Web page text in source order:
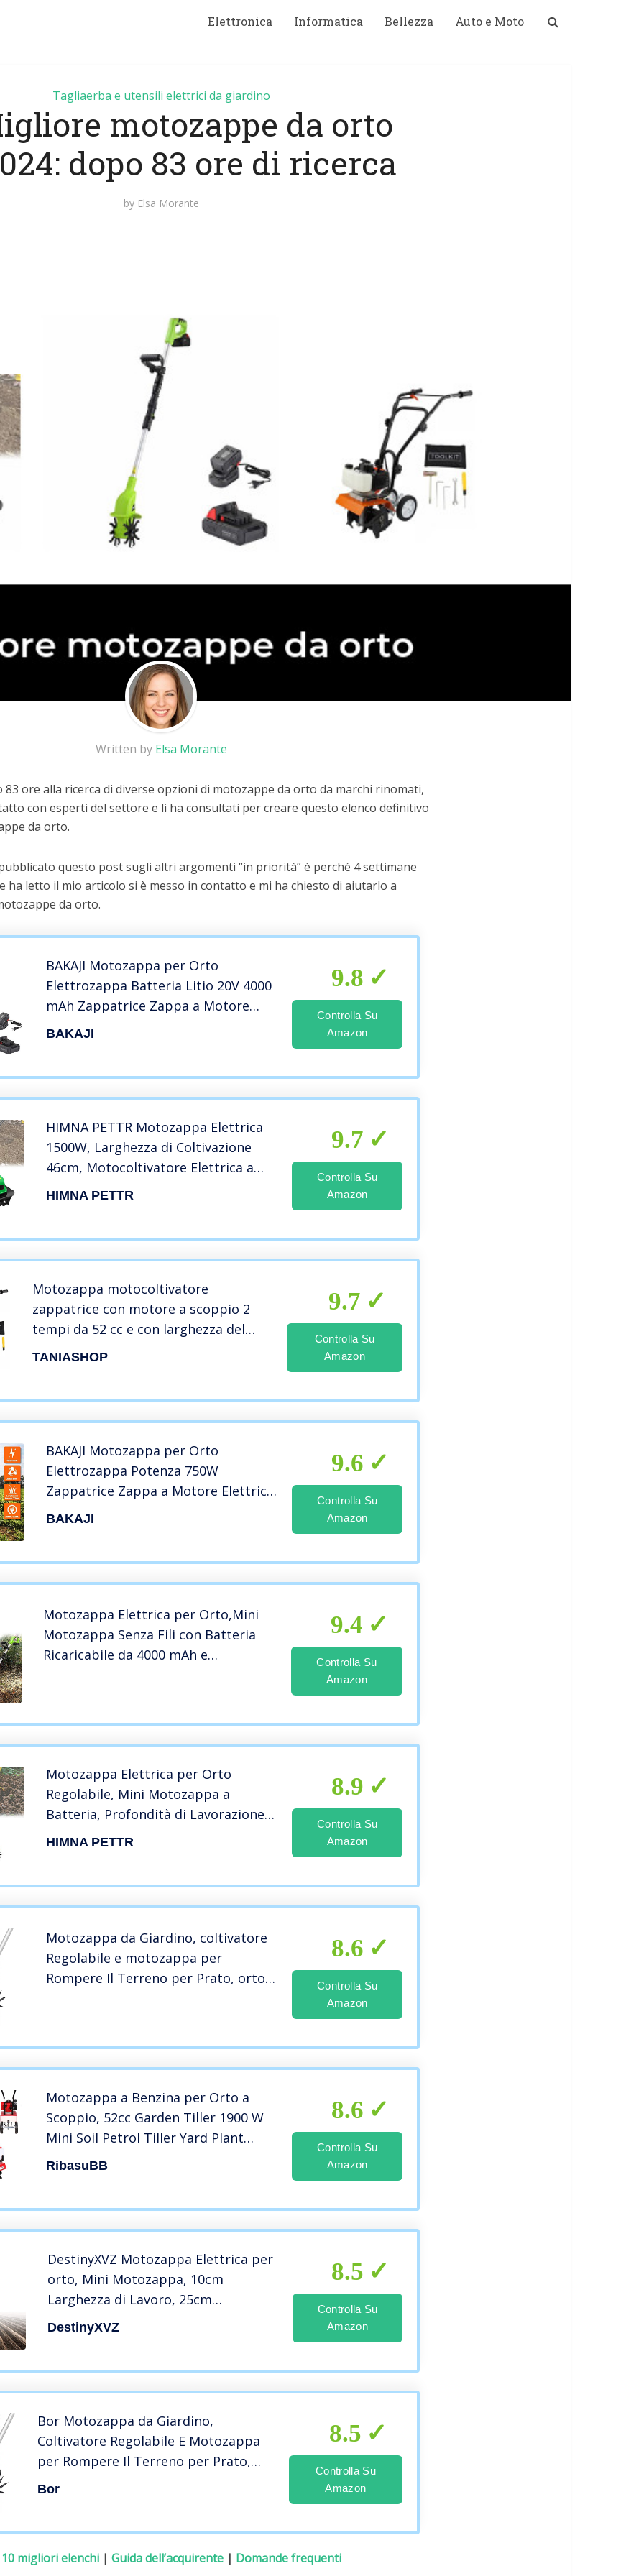
Elettronica Informatica Bellezza Auto e Moto
Tagliaerba e utensili elettrici da giardino
motozappe da orto
dopo 83 ore di ricerca
by Elsa Morante
Written by Elsa Morante
ore alla ricerca di diverse opzioni di motozappe da orto da marchi rinomati,
con esperti del settore e li ha consultati per creare questo elenco definitivo
da orto.
questo post sugli altri argomenti “in priorità” è perché 4 settimane
ha letto il mio articolo si è messo in contatto e mi ha chiesto di aiutarlo a
da orto.
BAKAJI Motozappa per Orto
Elettrozappa Batteria Litio 20V 4000
mAh Zappatrice Zappa a Motore
Elettrica 2 Lame da 15cm Larghezza
BAKAJI
9.8
Controlla Su
Amazon
HIMNA PETTR Motozappa Elettrica
1500W, Larghezza di Coltivazione
46cm, Motocoltivatore Elettrica a
Bassa Rumorosità con Cavo di
HIMNA PETTR
9.7
Controlla Su
Amazon
Motozappa motocoltivatore
zappatrice con motore a scoppio 2
tempi da 52 cc e con larghezza del
raggio di lavoro di 300 mm e
TANIASHOP
9.7
Controlla Su
Amazon
BAKAJI Motozappa per Orto
Elettrozappa Potenza 750W
Zappatrice Zappa a Motore Elettrica
4 Lame da 20cm Larghezza Lavoro
BAKAJI
9.6
Controlla Su
Amazon
Motozappa Elettrica per Orto,Mini
Motozappa Senza Fili con Batteria
Ricaricabile da 4000 mAh e
9.4
Controlla Su
Amazon
Motozappa Elettrica per Orto
Regolabile, Mini Motozappa a
Batteria, Profondità di Lavorazione
16cm e Larghezza 10cm,
HIMNA PETTR
8.9
Controlla Su
Amazon
Motozappa da Giardino, coltivatore
Regolabile e motozappa per
Rompere Il Terreno per Prato, orto e
8.6
Controlla Su
Amazon
Motozappa a Benzina per Orto a
Scoppio, 52cc Garden Tiller 1900 W
Mini Soil Petrol Tiller Yard Plant
Lawn Tilling Tool 6500 RPM
RibasuBB
8.6
Controlla Su
Amazon
DestinyXVZ Motozappa Elettrica per
orto, Mini Motozappa, 10cm
Larghezza di Lavoro, 25cm
profondità Massima, Potente Lame,
4000mAH E Caricatore, Impugnatura
DestinyXVZ
8.5
Controlla Su
Amazon
Bor Motozappa da Giardino,
Coltivatore Regolabile E Motozappa
per Rompere Il Terreno per Prato,
Orto E Orto, per Prato, Orto E
Bor
8.5
Controlla Su
Amazon
10 migliori elenchi | Guida dell’acquirente | Domande frequenti